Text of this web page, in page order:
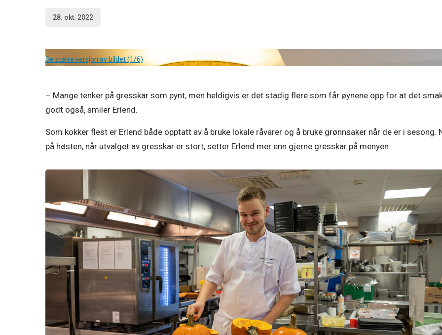
28. okt. 2022
Se større versjon av bildet (1/6)
– Mange tenker på gresskar som pynt, men heldigvis er det stadig flere som får øynene opp for at det
godt også, smiler Erlend.
Som kokker flest er Erlend både opptatt av å bruke lokale råvarer og å bruke grønnsaker når de er i sesong.
på høsten, når utvalget av gresskar er stort, setter Erlend mer enn gjerne gresskar på menyen.